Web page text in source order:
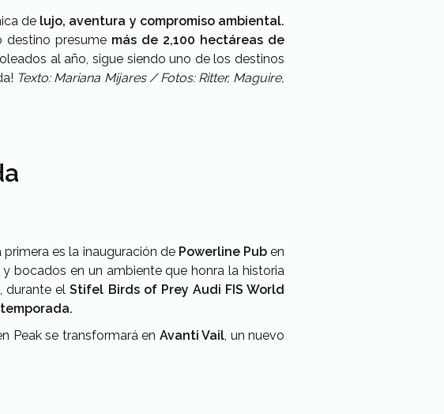
de lujo, aventura y compromiso ambiental.
destino presume más de 2,100 hectáreas de
al año, sigue siendo uno de los destinos
Texto: Mariana Mijares / Fotos: Ritter, Maguire,
es la inauguración de Powerline Puben
bocados en un ambiente que honra la historia
durante elStifel Birds of Prey Audi FIS World
Peak se transformará en Avanti Vail , un nuevo